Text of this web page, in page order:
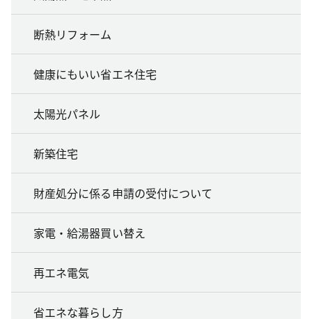
断熱リフォーム
健康にもいい省エネ住宅
太陽光パネル
新築住宅
財産処分に係る申請の受付について
家電・給湯器買い替え
再エネ電気
省エネな暮らし方